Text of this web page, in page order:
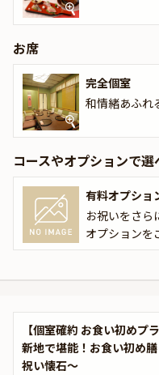
お席
完全個室
和情緒あふれ
コースやオプションで選
有料オプショ
お祝いをさら
オプションを
【個室確約 お食い初めプ
新地で堪能！お食い初め
祝い懐石～